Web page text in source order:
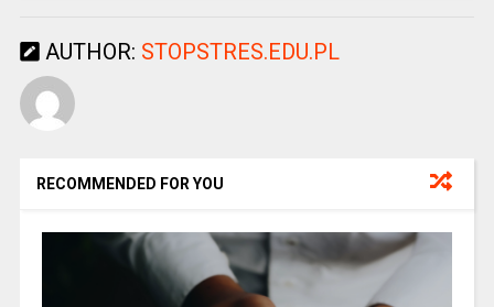
AUTHOR: STOPSTRES.EDU.PL
RECOMMENDED FOR YOU